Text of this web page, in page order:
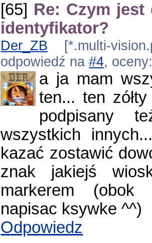
[65] Re: Czym
identyfikator?
Der_ZB [*.multi-
odpowiedź na#4,
a ja mam
ten... ten
podpisany
wszystkich
kazać zostawić
znak jakiejś
markerem (obok
napisac ksywke ^^)
Odpowiedz